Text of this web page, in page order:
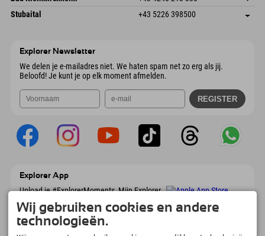
Oostenrijk
Booking
Dorfstraße 24
Adres opslaan
Stubaital +43 5226 398500
Explorer Newsletter
We delen je e-mailadres niet. We haten spam net zo erg als jij.
Beloofd! Je kunt je op elk moment afmelden.
Explorer App
Upload je #ExplorerMoments, Mijn Explorer
restaurantoverzicht en nog veel meer.
Download nu!
Wij gebruiken cookies en andere
technologieën.